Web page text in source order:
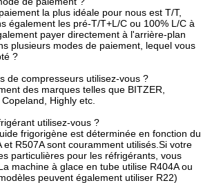
OEM à Suzhou, spécialisée dans la